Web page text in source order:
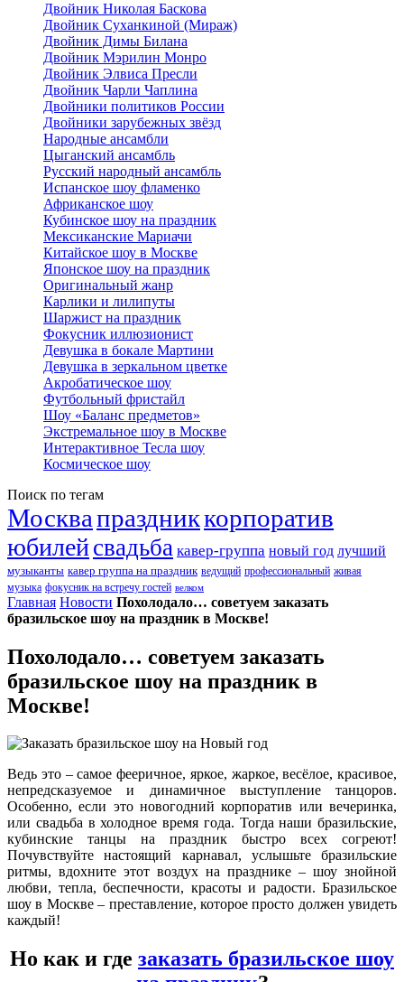
Двойник Николая Баскова
Двойник Суханкиной (Мираж)
Двойник Димы Билана
Двойник Мэрилин Монро
Двойник Элвиса Пресли
Двойник Чарли Чаплина
Двойники политиков России
Двойники зарубежных звёзд
Народные ансамбли
Цыганский ансамбль
Русский народный ансамбль
Испанское шоу фламенко
Африканское шоу
Кубинское шоу на праздник
Мексиканские Мариачи
Китайское шоу в Москве
Японское шоу на праздник
Оригинальный жанр
Карлики и лилипуты
Шаржист на праздник
Фокусник иллюзионист
Девушка в бокале Мартини
Девушка в зеркальном цветке
Акробатическое шоу
Футбольный фристайл
Шоу «Баланс предметов»
Экстремальное шоу в Москве
Интерактивное Тесла шоу
Космическое шоу
Поиск по тегам
Москвапраздниккорпоратив
юбилейсвадьба кавер-группа новый год лучший
музыканты кавер группа на праздник ведущий профессиональный живая
музыка фокусник на встречу гостей велком
Главная Новости Похолодало… советуем заказать
бразильское шоу на праздник в Москве!
Похолодало… советуем заказать
бразильское шоу на праздник в
Москве!
Ведь это – самое фееричное, яркое, жаркое, весёлое, красивое,
непредсказуемое и динамичное выступление танцоров.
Особенно, если это новогодний корпоратив или вечеринка,
или свадьба в холодное время года. Тогда наши бразильские,
кубинские танцы на праздник быстро всех согреют!
Почувствуйте настоящий карнавал, услышьте бразильские
ритмы, вдохните этот воздух на празднике – шоу знойной
любви, тепла, беспечности, красоты и радости. Бразильское
шоу в Москве – преставление, которое просто должен увидеть
каждый!
Но как и где заказать бразильское шоу